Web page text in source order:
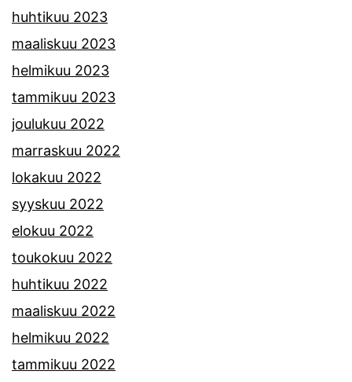
huhtikuu 2023
maaliskuu 2023
helmikuu 2023
tammikuu 2023
joulukuu 2022
marraskuu 2022
lokakuu 2022
syyskuu 2022
elokuu 2022
toukokuu 2022
huhtikuu 2022
maaliskuu 2022
helmikuu 2022
tammikuu 2022